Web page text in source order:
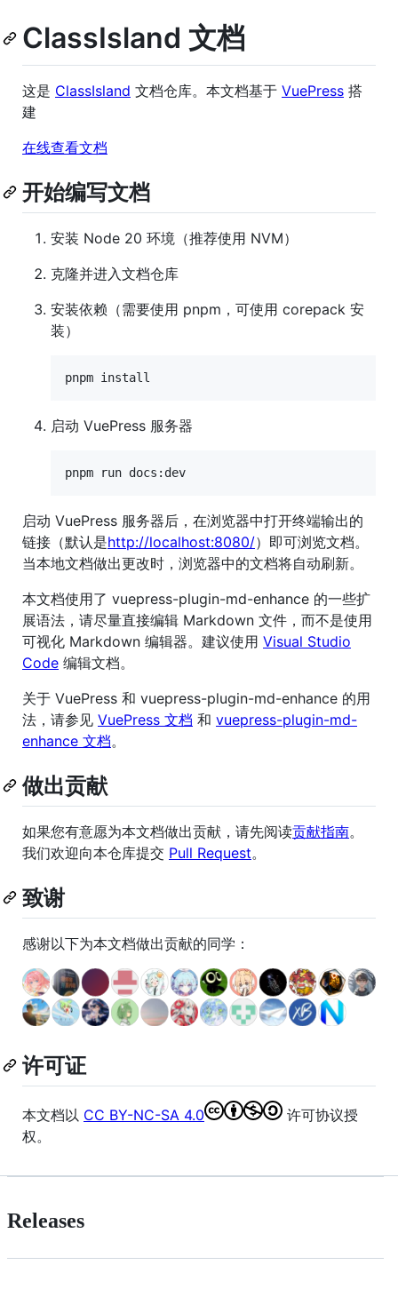
ClassIsland 文档
这是 ClassIsland 文档仓库。本文档基于 VuePress 搭
建
在线查看文档
开始编写文档
安装 Node 20 环境（推荐使用 NVM）
克隆并进入文档仓库
安装依赖（需要使用 pnpm，可使用 corepack 安
装）
pnpm install
启动 VuePress 服务器
pnpm run docs:dev
启动 VuePress 服务器后，在浏览器中打开终端输出的
链接（默认是http://localhost:8080/）即可浏览文档。
当本地文档做出更改时，浏览器中的文档将自动刷新。
本文档使用了 vuepress-plugin-md-enhance 的一些扩
展语法，请尽量直接编辑 Markdown 文件，而不是使用
可视化 Markdown 编辑器。建议使用 Visual Studio
Code 编辑文档。
关于 VuePress 和 vuepress-plugin-md-enhance 的用
法，请参见 VuePress 文档 和 vuepress-plugin-md-
enhance 文档。
做出贡献
如果您有意愿为本文档做出贡献，请先阅读贡献指南。
我们欢迎向本仓库提交 Pull Request。
致谢
感谢以下为本文档做出贡献的同学：
许可证
本文档以 CC BY-NC-SA 4.0
许可协议授
权。
Releases